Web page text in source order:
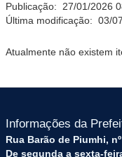
Publicação: 27/01/2026
Última modificação: 03/
Atualmente não existem
Informações da
Rua Barão de Piumhi,
De segunda a sexta-